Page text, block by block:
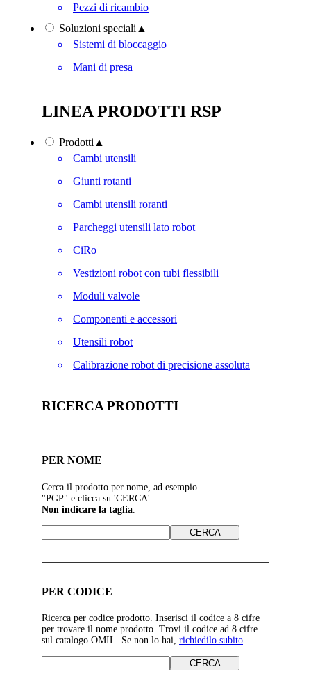
Pezzi di ricambio
Soluzioni speciali ▲
Sistemi di bloccaggio
Mani di presa
LINEA PRODOTTI RSP
Prodotti ▲
Cambi utensili
Giunti rotanti
Cambi utensili roranti
Parcheggi utensili lato robot
CiRo
Vestizioni robot con tubi flessibili
Moduli valvole
Componenti e accessori
Utensili robot
Calibrazione robot di precisione assoluta
RICERCA PRODOTTI
PER NOME
Cerca il prodotto per nome, ad esempio
"PGP" e clicca su 'CERCA'.
Non indicare la taglia
PER CODICE
Ricerca per codice prodotto. Inserisci il codice a 8 cifre
per trovare il nome prodotto. Trovi il codice ad 8 cifre
sul catalogo OMIL. Se non lo hai, richiedilo subito